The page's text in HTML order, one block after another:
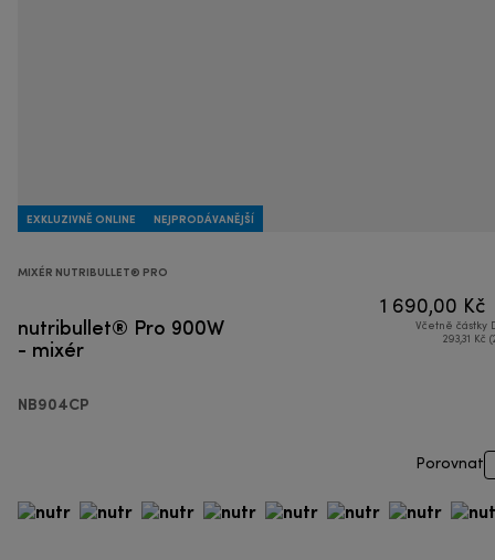
EXKLUZIVNĚ ONLINE NEJPRODÁVANĚJŠÍ
MIXÉR NUTRIBULLET® PRO
nutribullet® Pro 900W
- mixér
NB904CP
1 690,00 Kč
Včetně částky
293,31 Kč
Porovnat